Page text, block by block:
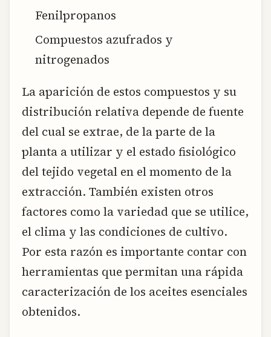
Fenilpropanos
Compuestos azufrados y
nitrogenados
La aparición de estos compuestos y su
distribución relativa depende de fuente
del cual se extrae, de la parte de la
planta a utilizar y el estado fisiológico
del tejido vegetal en el momento de la
extracción. También existen otros
factores como la variedad que se utilice,
el clima y las condiciones de cultivo.
Por esta razón es importante contar con
herramientas que permitan una rápida
caracterización de los aceites esenciales
obtenidos.